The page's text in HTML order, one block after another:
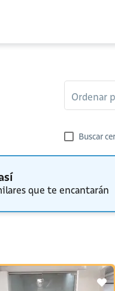
Ordenar
Buscar
que te encantarán